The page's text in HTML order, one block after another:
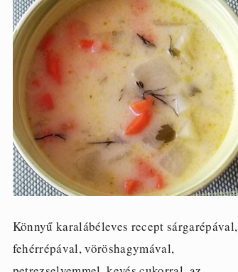
Könnyű karalábéleves recept sárgarépával,
fehérrépával, vöröshagymával,